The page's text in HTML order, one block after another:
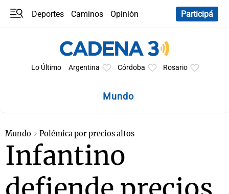
Deportes Caminos
Opinión
Participá
Lo Último Argentina Córdoba Rosario
Mundo
Mundo Polémica por precios altos
Infantino